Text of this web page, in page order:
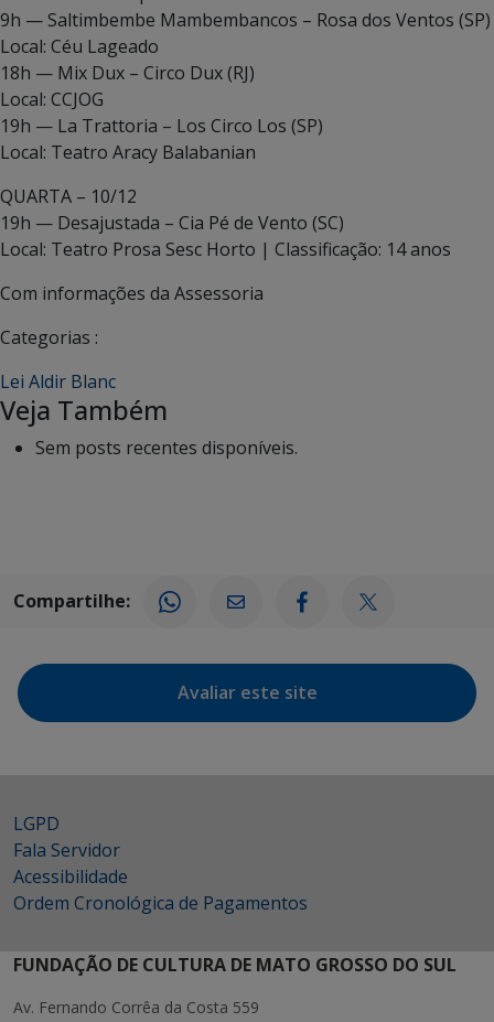
9h — Saltimbembe Mambembancos – Rosa dos Ventos (SP)
Local: Céu Lageado
18h — Mix Dux – Circo Dux (RJ)
Local: CCJOG
19h — La Trattoria – Los Circo Los (SP)
Local: Teatro Aracy Balabanian
QUARTA – 10/12
19h — Desajustada – Cia Pé de Vento (SC)
Local: Teatro Prosa Sesc Horto | Classificação: 14 anos
Com informações da Assessoria
Categorias :
Lei Aldir Blanc
Veja Também
Sem posts recentes disponíveis.
Compartilhe:
Avaliar este site
LGPD
Fala Servidor
Acessibilidade
Ordem Cronológica de Pagamentos
FUNDAÇÃO DE CULTURA DE MATO GROSSO DO SUL
Av. Fernando Corrêa da Costa 559